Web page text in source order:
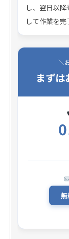
し、翌日以
して作業を完
＼
まずは